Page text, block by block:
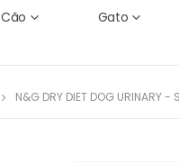
Cão Gato
N&G DRY DIET DOG URINARY -